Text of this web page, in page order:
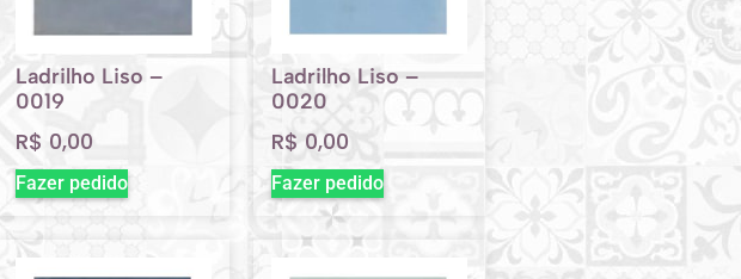
Ladrilho Liso –
0019
R$ 0,00
Fazer pedido
Ladrilho Liso –
0020
R$ 0,00
Fazer pedido